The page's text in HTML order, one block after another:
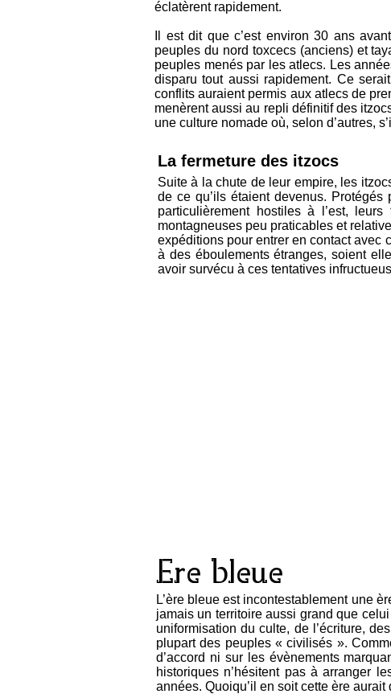
éclatèrent rapidement.
Il est dit que c’est environ 30 ans
peuples du nord toxcecs (anciens) et
peuples menés par les atlecs. Les
disparu tout aussi rapidement. Ce
conflits auraient permis aux atlecs de
menèrent aussi au repli définitif des
une culture nomade où, selon d’autres,
La fermeture des itzocs
Suite à la chute de leur empire, les
de ce qu’ils étaient devenus.
particulièrement hostiles à l’est,
montagneuses peu praticables et
expéditions pour entrer en contact avec
à des éboulements étranges, soient
avoir survécu à ces tentatives
Ere bleue
L’ère bleue est incontestablement une
jamais un territoire aussi grand que
uniformisation du culte, de l’écriture,
plupart des peuples « civilisés ».
d’accord ni sur les évènements
historiques n’hésitent pas à arranger
années. Quoiqu’il en soit cette ère